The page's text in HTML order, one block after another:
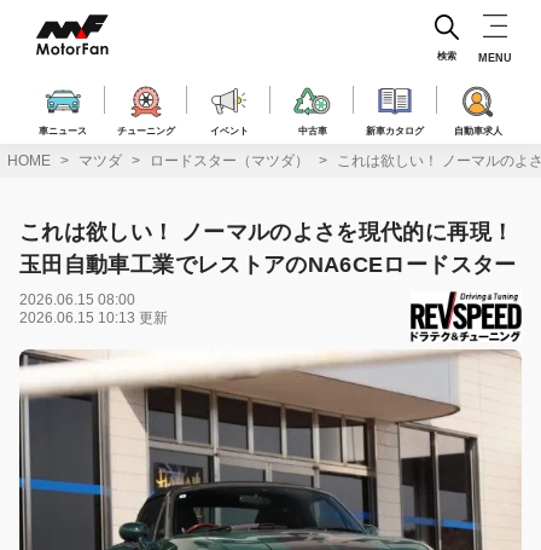
ス
車ニュース チューニング イベント 中古車 新車カタログ 自動車求人
検索 MENU
HOME マツダ ロードスター（マツダ） これは欲しい！ ノーマルのよ
これは欲しい！ ノーマルのよさを現代的に再現！
玉田自動車工業でレストアのNA6CEロードスター
2026.06.15 08:00
2026.06.15 10:13 更新